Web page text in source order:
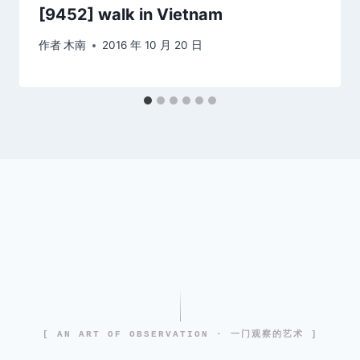
[9452] walk in Vietnam
作者木南 2016 年 10 月 20 日
[ AN ART OF OBSERVATION · 一门观察的艺术 ]